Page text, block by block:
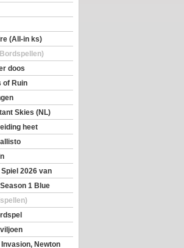
(All-in ks)
doos
of Ruin
Skies (NL)
heet
2026 van
1 Blue
Newton